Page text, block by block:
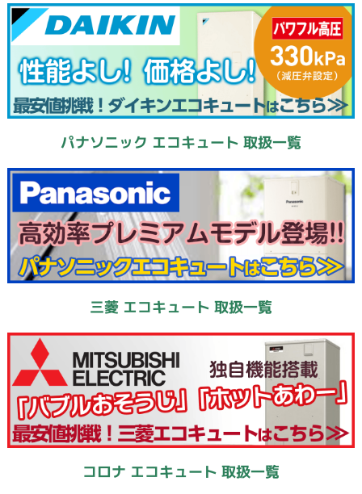
パナソニック エコキュート 取扱一覧
三菱 エコキュート 取扱一覧
コロナ エコキュート 取扱一覧